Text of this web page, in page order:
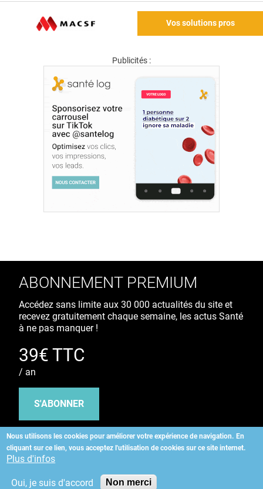
Vos solutions pros
Publicités :
Nous utilisons les cookies pour améliorer votre expérience de navigation. En
cliquant sur ce lien, vous acceptez l'utilisation de cookies sur ce site internet.
Plus d'infos
Oui, je suis d'accord Non merci
ABONNEMENT PREMIUM
Accédez sans limite aux 30 000 actualités du site et
recevez gratuitement chaque semaine, les actus Santé
à ne pas manquer !
39€ TTC
/ an
S'ABONNER
Copyright©2026 ALLIEDHEALTH
KAURIWEB